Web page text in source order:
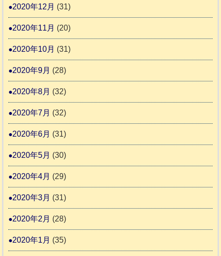
2020年12月 (31)
2020年11月 (20)
2020年10月 (31)
2020年9月 (28)
2020年8月 (32)
2020年7月 (32)
2020年6月 (31)
2020年5月 (30)
2020年4月 (29)
2020年3月 (31)
2020年2月 (28)
2020年1月 (35)